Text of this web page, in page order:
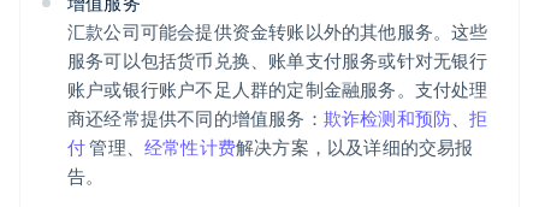
汇款公司可能会提供资金转账以外的其他服务。这些
服务可以包括货币兑换、账单支付服务或针对无银行
账户或银行账户不足人群的定制金融服务。支付处理
商还经常提供不同的增值服务： 欺诈检测和预防、拒
付管理、经常性计费解决方案，以及详细的交易报
告。